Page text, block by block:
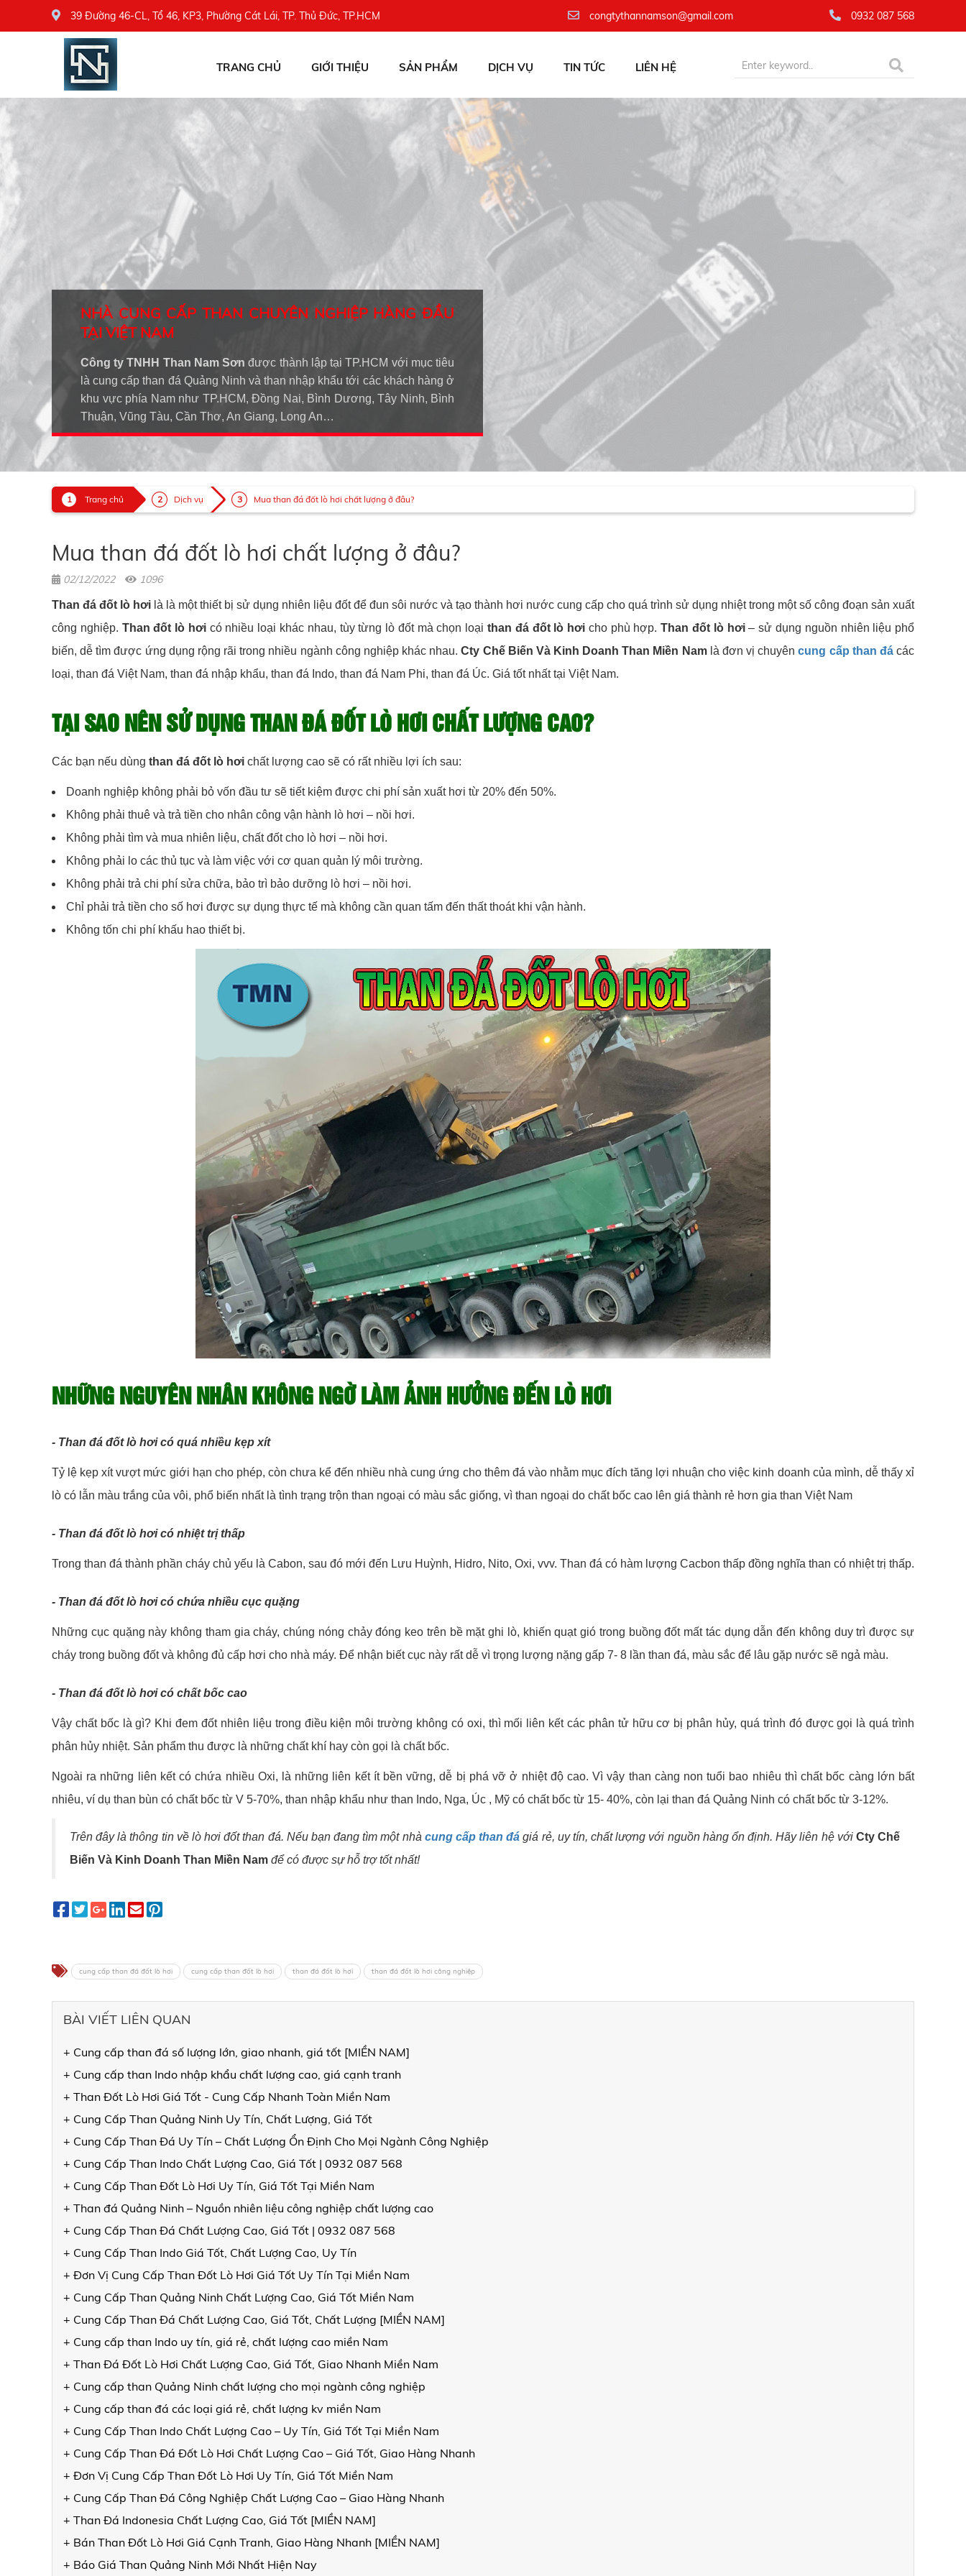
39 Đường 46-CL, Tổ 46, KP3, Phường Cát Lái, TP. Thủ Đức, TP.HCM congtythannamson@gmail.com 0932 087 568
TRANG CHỦ GIỚI THIỆU SẢN PHẨM DỊCH VỤ TIN TỨC LIÊN HỆ
NHÀ CUNG CẤP THAN CHUYÊN NGHIỆP HÀNG ĐẦU
TẠI VIỆT NAM
Công ty TNHH Than Nam Sơnđược thành lập tại TP.HCM với mục tiêu
là cung cấp than đá Quảng Ninh và than nhập khẩu tới các khách hàng ở
khu vực phía Nam như TP.HCM, Đồng Nai, Bình Dương, Tây Ninh, Bình
Thuận, Vũng Tàu, Cần Thơ, An Giang, Long An…
Trang chủ Dịch vụ Mua than đá đốt lò hơi chất lượng ở đâu?
Mua than đá đốt lò hơi chất lượng ở đâu?
02/12/2022 1096
Than đá đốt lò hơi là là một thiết bị sử dụng nhiên liệu đốt để đun sôi nước và tạo thành hơi nước cung cấp cho quá trình sử dụng nhiệt trong một số công đoạn sản xuất
công nghiệp. Than đốt lò hơi có nhiều loại khác nhau, tùy từng lò đốt mà chọn loạithan đá đốt lò hơi cho phù hợp.Than đốt lò hơi– sử dụng nguồn nhiên liệu phổ
biến, dễ tìm được ứng dụng rộng rãi trong nhiều ngành công nghiệp khác nhau.Cty Chế Biến Và Kinh Doanh Than Miền Nam là đơn vị chuyêncung cấp than đácác
loại, than đá Việt Nam, than đá nhập khẩu, than đá Indo, than đá Nam Phi, than đá Úc. Giá tốt nhất tại Việt Nam.
TẠI SAO NÊN SỬ DỤNG THAN ĐÁ ĐỐT LÒ HƠI CHẤT LƯỢNG CAO?
Các bạn nếu dùng than đá đốt lò hơi chất lượng cao sẽ có rất nhiều lợi ích sau:
Doanh nghiệp không phải bỏ vốn đầu tư sẽ tiết kiệm được chi phí sản xuất hơi từ 20% đến 50%.
Không phải thuê và trả tiền cho nhân công vận hành lò hơi – nồi hơi.
Không phải tìm và mua nhiên liệu, chất đốt cho lò hơi – nồi hơi.
Không phải lo các thủ tục và làm việc với cơ quan quản lý môi trường.
Không phải trả chi phí sửa chữa, bảo trì bảo dưỡng lò hơi – nồi hơi.
Chỉ phải trả tiền cho số hơi được sự dụng thực tế mà không cần quan tấm đến thất thoát khi vận hành.
Không tốn chi phí khấu hao thiết bị.
NHỮNG NGUYÊN NHÂN KHÔNG NGỜ LÀM ẢNH HƯỞNG ĐẾN LÒ HƠI
- Than đá đốt lò hơi có quá nhiều kẹp xít
Tỷ lệ kẹp xít vượt mức giới hạn cho phép, còn chưa kể đến nhiều nhà cung ứng cho thêm đá vào nhằm mục đích tăng lợi nhuận cho việc kinh doanh của mình, dễ thấy xỉ
lò có lẫn màu trắng của vôi, phổ biến nhất là tình trạng trộn than ngoại có màu sắc giống, vì than ngoại do chất bốc cao lên giá thành rẻ hơn gia than Việt Nam
- Than đá đốt lò hơi có nhiệt trị thấp
Trong than đá thành phần cháy chủ yếu là Cabon, sau đó mới đến Lưu Huỳnh, Hidro, Nito, Oxi, vvv. Than đá có hàm lượng Cacbon thấp đồng nghĩa than có nhiệt trị thấp.
- Than đá đốt lò hơi có chứa nhiều cục quặng
Những cục quặng này không tham gia cháy, chúng nóng chảy đóng keo trên bề mặt ghi lò, khiến quạt gió trong buồng đốt mất tác dụng dẫn đến không duy trì được sự
cháy trong buồng đốt và không đủ cấp hơi cho nhà máy. Để nhận biết cục này rất dễ vì trọng lượng nặng gấp 7- 8 lần than đá, màu sắc để lâu gặp nước sẽ ngả màu.
- Than đá đốt lò hơi có chất bốc cao
Vậy chất bốc là gì? Khi đem đốt nhiên liệu trong điều kiện môi trường không có oxi, thì mối liên kết các phân tử hữu cơ bị phân hủy, quá trình đó được gọi là quá trình
phân hủy nhiệt. Sản phẩm thu được là những chất khí hay còn gọi là chất bốc.
Ngoài ra những liên kết có chứa nhiều Oxi, là những liên kết ít bền vững, dễ bị phá vỡ ở nhiệt độ cao. Vì vậy than càng non tuổi bao nhiêu thì chất bốc càng lớn bất
nhiêu, ví dụ than bùn có chất bốc từ V 5-70%, than nhập khẩu như than Indo, Nga, Úc , Mỹ có chất bốc từ 15- 40%, còn lại than đá Quảng Ninh có chất bốc từ 3-12%.
Trên đây là thông tin về lò hơi đốt than đá. Nếu bạn đang tìm một nhà cung cấp than đá giá rẻ, uy tín, chất lượng với nguồn hàng ổn định. Hãy liên hệ với Cty Chế
Biến Và Kinh Doanh Than Miền Nam để có được sự hỗ trợ tốt nhất!
cung cấp than đá đốt lò hơi cung cấp than đốt lò hơi than đá đốt lò hơi than đá đốt lò hơi công nghiệp
BÀI VIẾT LIÊN QUAN
+ Cung cấp than đá số lượng lớn, giao nhanh, giá tốt [MIỀN NAM]
+ Cung cấp than Indo nhập khẩu chất lượng cao, giá cạnh tranh
+ Than Đốt Lò Hơi Giá Tốt - Cung Cấp Nhanh Toàn Miền Nam
+ Cung Cấp Than Quảng Ninh Uy Tín, Chất Lượng, Giá Tốt
+ Cung Cấp Than Đá Uy Tín – Chất Lượng Ổn Định Cho Mọi Ngành Công Nghiệp
+ Cung Cấp Than Indo Chất Lượng Cao, Giá Tốt | 0932 087 568
+ Cung Cấp Than Đốt Lò Hơi Uy Tín, Giá Tốt Tại Miền Nam
+ Than đá Quảng Ninh – Nguồn nhiên liệu công nghiệp chất lượng cao
+ Cung Cấp Than Đá Chất Lượng Cao, Giá Tốt | 0932 087 568
+ Cung Cấp Than Indo Giá Tốt, Chất Lượng Cao, Uy Tín
+ Đơn Vị Cung Cấp Than Đốt Lò Hơi Giá Tốt Uy Tín Tại Miền Nam
+ Cung Cấp Than Quảng Ninh Chất Lượng Cao, Giá Tốt Miền Nam
+ Cung Cấp Than Đá Chất Lượng Cao, Giá Tốt, Chất Lượng [MIỀN NAM]
+ Cung cấp than Indo uy tín, giá rẻ, chất lượng cao miền Nam
+ Than Đá Đốt Lò Hơi Chất Lượng Cao, Giá Tốt, Giao Nhanh Miền Nam
+ Cung cấp than Quảng Ninh chất lượng cho mọi ngành công nghiệp
+ Cung cấp than đá các loại giá rẻ, chất lượng kv miền Nam
+ Cung Cấp Than Indo Chất Lượng Cao – Uy Tín, Giá Tốt Tại Miền Nam
+ Cung Cấp Than Đá Đốt Lò Hơi Chất Lượng Cao – Giá Tốt, Giao Hàng Nhanh
+ Đơn Vị Cung Cấp Than Đốt Lò Hơi Uy Tín, Giá Tốt Miền Nam
+ Cung Cấp Than Đá Công Nghiệp Chất Lượng Cao – Giao Hàng Nhanh
+ Than Đá Indonesia Chất Lượng Cao, Giá Tốt [MIỀN NAM]
+ Bán Than Đốt Lò Hơi Giá Cạnh Tranh, Giao Hàng Nhanh [MIỀN NAM]
+ Báo Giá Than Quảng Ninh Mới Nhất Hiện Nay